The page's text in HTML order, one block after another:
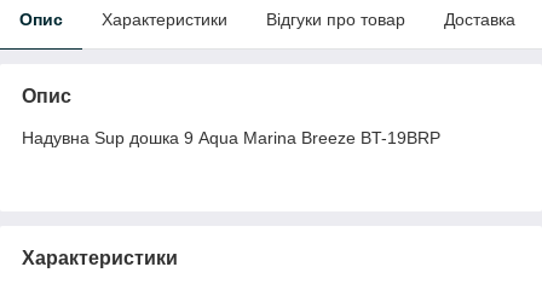
Опис Характеристики Відгуки про товар Доставка
Опис
Надувна Sup дошка 9 Aqua Marina Breeze BT-19BRP
Характеристики